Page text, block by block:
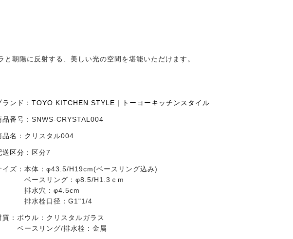
朝陽に反射する、美しい光の空間を堪能いただけます。
ランド： TOYO KITCHEN STYLE | トーヨーキッチンスタイル
品番号： SNWS-CRYSTAL004
品名： クリスタル004
送区分 ： 区分7
イズ： 本体：φ43.5/H19cm(ベースリング込み)
ベースリング：φ8.5/H1.3ｃm
排水穴：φ4.5cm
排水栓口径：G1"1/4
質： ボウル：クリスタルガラス
ベースリング/排水栓：金属